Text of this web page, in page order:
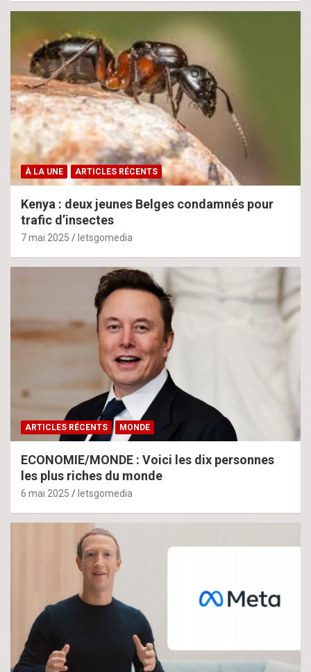
À LA UNE ARTICLES RÉCENTS
Kenya : deux jeunes Belges condamnés pour
trafic d’insectes
7 mai 2025 letsgomedia
ARTICLES RÉCENTS MONDE
ECONOMIE/MONDE : Voici les dix personnes
les plus riches du monde
6 mai 2025 letsgomedia